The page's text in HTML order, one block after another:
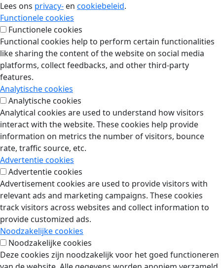
Lees ons privacy- en cookiebeleid.
Functionele cookies
Functionele cookies
Functional cookies help to perform certain functionalities
like sharing the content of the website on social media
platforms, collect feedbacks, and other third-party
features.
Analytische cookies
Analytische cookies
Analytical cookies are used to understand how visitors
interact with the website. These cookies help provide
information on metrics the number of visitors, bounce
rate, traffic source, etc.
Advertentie cookies
Advertentie cookies
Advertisement cookies are used to provide visitors with
relevant ads and marketing campaigns. These cookies
track visitors across websites and collect information to
provide customized ads.
Noodzakelijke cookies
Noodzakelijke cookies
Deze cookies zijn noodzakelijk voor het goed functioneren